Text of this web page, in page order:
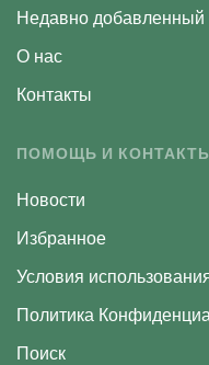
Недавно добавленный
О нас
Контакты
ПОМОЩЬ И
Новости
Избранное
Условия
Политика
Поиск